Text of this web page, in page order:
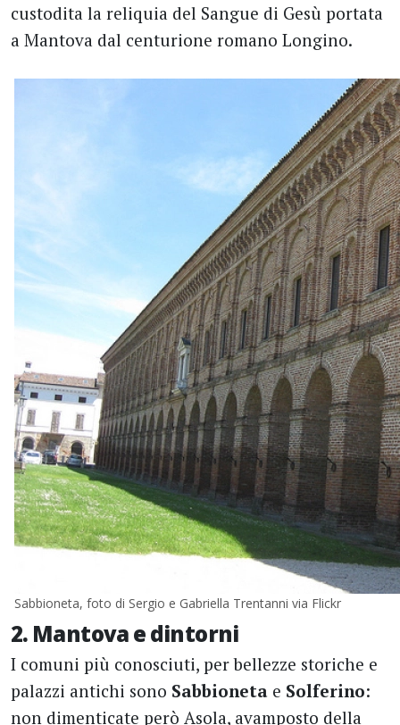
custodita la reliquia del Sangue di Gesù portata
a Mantova dal centurione romano Longino.
Sabbioneta, foto di Sergio e Gabriella Trentanni via Flickr
2. Mantova e dintorni
I comuni più conosciuti, per bellezze storiche e
palazzi antichi sono Sabbioneta e Solferino:
non dimenticate però Asola, avamposto della